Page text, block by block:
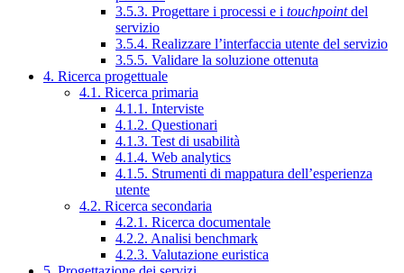
3.5.3. Progettare i processi e i touchpointdel
servizio
3.5.4. Realizzare l’interfaccia utente del servizio
3.5.5. Validare la soluzione ottenuta
4. Ricerca progettuale
4.1. Ricerca primaria
4.1.1. Interviste
4.1.2. Questionari
4.1.3. Test di usabilità
4.1.4. Web analytics
4.1.5. Strumenti di mappatura dell’esperienza
utente
4.2. Ricerca secondaria
4.2.1. Ricerca documentale
4.2.2. Analisi benchmark
4.2.3. Valutazione euristica